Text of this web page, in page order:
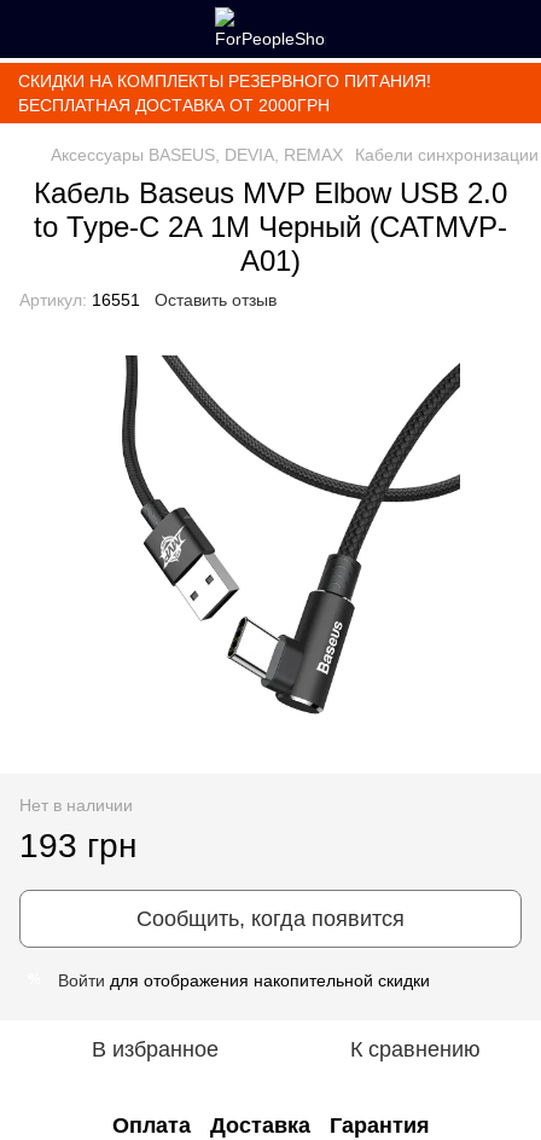
СКИДКИ НА КОМПЛЕКТЫ РЕЗЕРВНОГО ПИТАНИЯ!
БЕСПЛАТНАЯ ДОСТАВКА ОТ 2000ГРН
Аксессуары BASEUS, DEVIA, REMAX Кабели синхронизации
Кабель Baseus MVP Elbow USB 2.0
to Type-C 2A 1M Черный (CATMVP-
A01)
Артикул: 16551 Оставить отзыв
Нет в наличии
193 грн
Сообщить, когда появится
Войти для отображения накопительной скидки
В избранное К сравнению
Оплата Доставка Гарантия